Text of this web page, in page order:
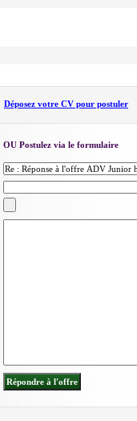
Déposez votre CV pour postuler
OU Postulez via le formulaire